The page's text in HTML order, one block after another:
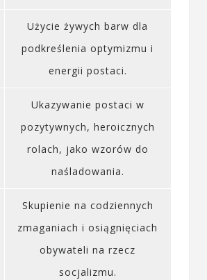
Użycie żywych barw dla
podkreślenia optymizmu i
energii postaci.
Ukazywanie postaci w
pozytywnych, heroicznych
rolach, jako wzorów do
naśladowania.
Skupienie na codziennych
zmaganiach i osiągnięciach
obywateli na rzecz
socjalizmu.